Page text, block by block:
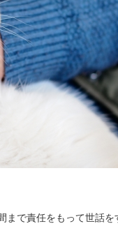
まで責任をもって世話